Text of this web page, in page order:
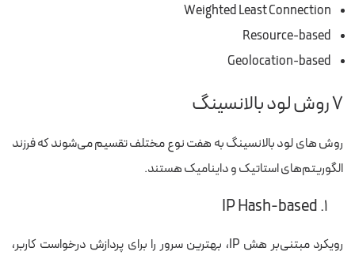
Weighted Least Connection
Resource-based
Geolocation-based
۷ روش لود بالانسینگ
روش های لود بالانسینگ به هفت نوع مختلف تقسیم می‌شوند که فرزند
الگوریتم‌های استاتیک و داینامیک هستند.
۱. IP Hash-based
رویکرد مبتنی‌بر هش IP، بهترین سرور را برای پردازش درخواست کاربر،